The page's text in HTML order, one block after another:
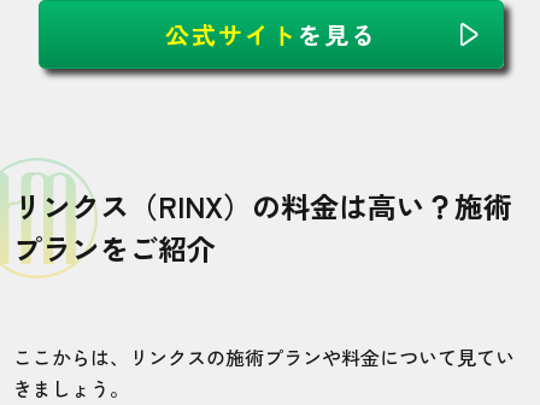
公式サイト を見る
リンクス（RINX）の料金は高い？施術
プランをご紹介
ここからは、リンクスの施術プランや料金について見てい
きましょう。